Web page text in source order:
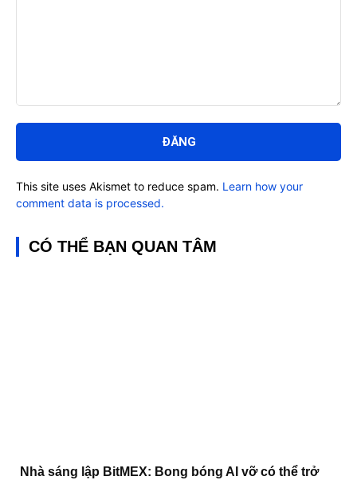
luận:
This site uses Akismet to reduce spam. Learn how your
comment data is processed.
CÓ THỂ BẠN QUAN TÂM
Nhà sáng lập BitMEX: Bong bóng AI vỡ có thể trở